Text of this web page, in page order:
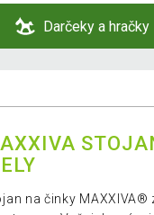
Darčeky a hračky
na činky